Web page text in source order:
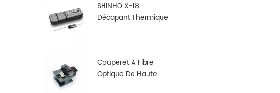
SHINHO X-18
Décapant Thermique
Couperet À Fibre
Optique De Haute